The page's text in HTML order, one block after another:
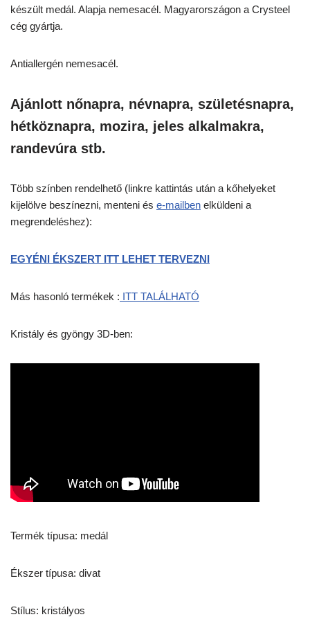
készült medál. Alapja nemesacél. Magyarországon a Crysteel
cég gyártja.
Antiallergén nemesacél.
Ajánlott nőnapra, névnapra, születésnapra,
hétköznapra, mozira, jeles alkalmakra,
randevúra stb.
Több színben rendelhető (linkre kattintás után a kőhelyeket
kijelölve beszínezni, menteni és e-mailben elküldeni a
megrendeléshez):
EGYÉNI ÉKSZERT ITT LEHET TERVEZNI
Más hasonló termékek : ITT TALÁLHATÓ
Kristály és gyöngy 3D-ben:
Termék típusa: medál
Ékszer típusa: divat
Stílus: kristályos